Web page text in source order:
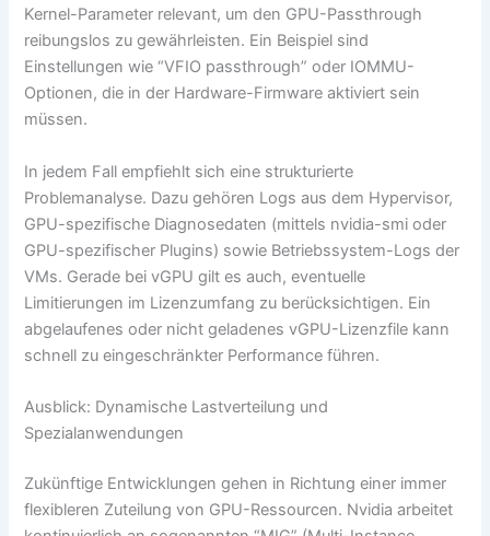
Kernel-Parameter relevant, um den GPU-Passthrough
reibungslos zu gewährleisten. Ein Beispiel sind
Einstellungen wie “VFIO passthrough” oder IOMMU-
Optionen, die in der Hardware-Firmware aktiviert sein
müssen.
In jedem Fall empfiehlt sich eine strukturierte
Problemanalyse. Dazu gehören Logs aus dem Hypervisor,
GPU-spezifische Diagnosedaten (mittels nvidia-smi oder
GPU-spezifischer Plugins) sowie Betriebssystem-Logs der
VMs. Gerade bei vGPU gilt es auch, eventuelle
Limitierungen im Lizenzumfang zu berücksichtigen. Ein
abgelaufenes oder nicht geladenes vGPU-Lizenzfile kann
schnell zu eingeschränkter Performance führen.
Ausblick: Dynamische Lastverteilung und
Spezialanwendungen
Zukünftige Entwicklungen gehen in Richtung einer immer
flexibleren Zuteilung von GPU-Ressourcen. Nvidia arbeitet